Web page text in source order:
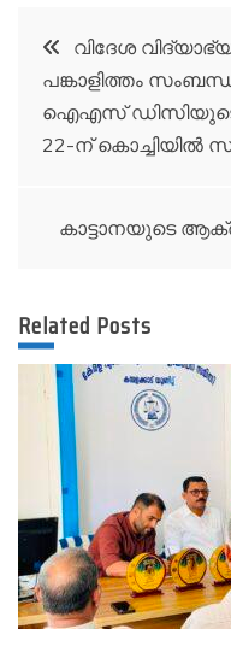
Post
navigation
വിദേശ
പങ്കാളിത്തം
ഐഎസ് ഡിസിയുടെ
22-ന് കൊച്ചിയില്‍
കാട്ടാനയുടെ
Related Posts